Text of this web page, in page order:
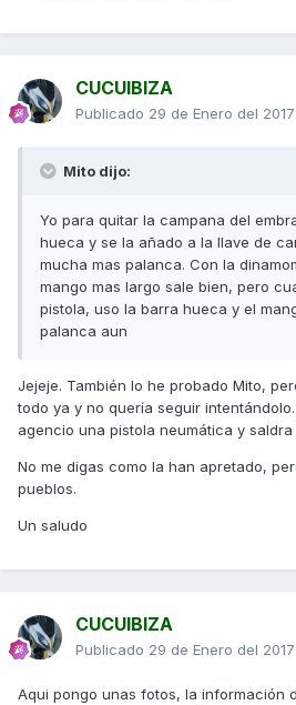
CUCUIBIZA
Publicado 29 de Enero del 2017
Mito dijo:
Yo para quitar la campana del
hueca y se la añado a la llave de
mucha mas palanca. Con la
mango mas largo sale bien, pero
pistola, uso la barra hueca y el
palanca aun
Jejeje. También lo he probado Mito,
todo ya y no quería seguir
agencio una pistola neumática y saldra
No me digas como la han apretado,
pueblos.
Un saludo
CUCUIBIZA
Publicado 29 de Enero del 2017
Aqui pongo unas fotos, la información